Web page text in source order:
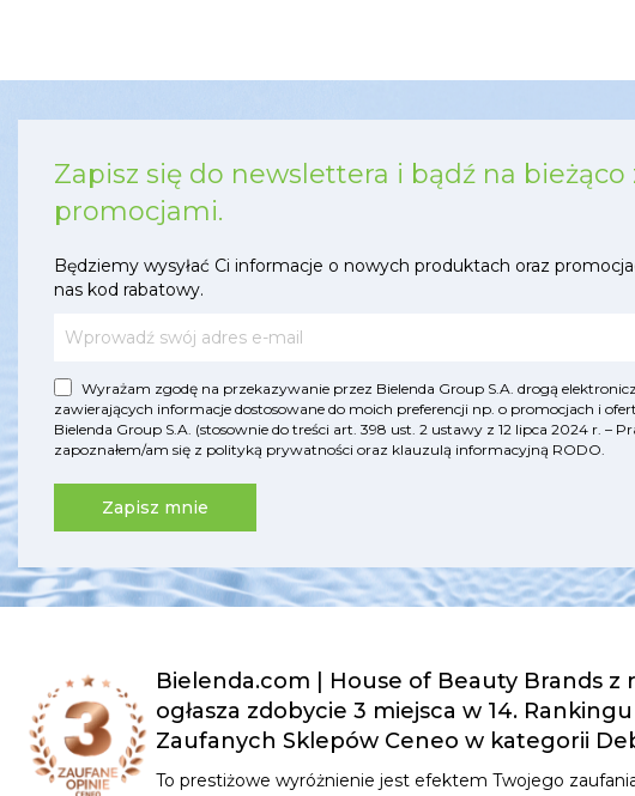
Zapisz się do newslettera i bądź na
promocjami.
Będziemy wysyłać Ci informacje o nowych produktach oraz
nas kod rabatowy.
Wyrażam zgodę na przekazywanie przez Bielenda Group S.A. drogą
zawierających informacje dostosowane do moich preferencji np. o promocjach i
Bielenda Group S.A. (stosownie do treści art. 398 ust. 2 ustawy z 12 lipca 2024 r. –
zapoznałem/am się z polityką prywatności oraz klauzulą informacyjną RODO.
Zapisz mnie
Bielenda.com | House of Beauty Brands z
ogłasza zdobycie 3 miejsca w 14. Rankingu
Zaufanych Sklepów Ceneo w kategorii
To prestiżowe wyróżnienie jest efektem Twojego